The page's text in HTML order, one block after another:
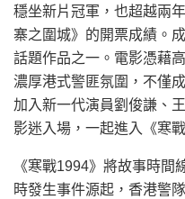
穩坐新片冠軍，也超越兩
寨之圍城》的開票成績。
話題作品之一。電影憑藉
濃厚港式警匪氛圍，不僅
加入新一代演員劉俊謙、
影迷入場，一起進入《寒
《寒戰1994》將故事時間
時發生事件源起，香港警